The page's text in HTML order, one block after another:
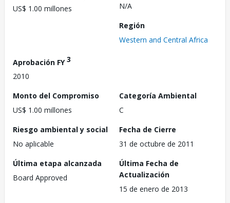
US$ 1.00 millones
N/A
Región
Western and Central Africa
Aprobación FY3
2010
Monto del Compromiso
US$ 1.00 millones
Categoría Ambiental
C
Riesgo ambiental y social
No aplicable
Fecha de Cierre
31 de octubre de 2011
Última etapa alcanzada
Board Approved
Última Fecha de
Actualización
15 de enero de 2013